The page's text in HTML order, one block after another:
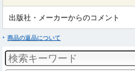
出版社・メーカーからのコメント
商品の返品について